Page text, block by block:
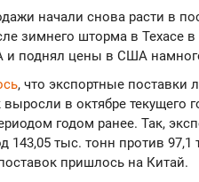
начали снова расти в
зимнего шторма в Техасе
и поднял цены в США
, что экспортные
в октябре текущего
годом ранее. Так,
143,05 тыс. тонн против 97,1
пришлось на Китай.